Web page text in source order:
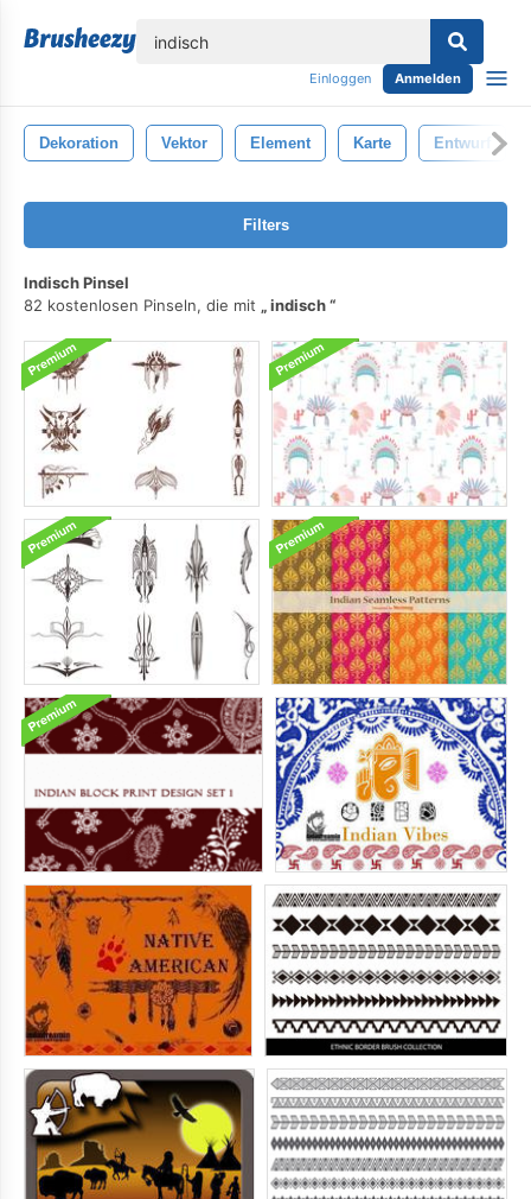
Einloggen Anmelden
Dekoration Vektor Element Karte Entwurf
Filters
Indisch Pinsel
82 kostenlosen Pinseln, die mit
indisch